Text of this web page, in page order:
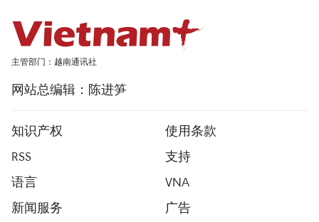
主管部门：越南通讯社
网站总编辑：陈进笋
知识产权
使用条款
RSS
支持
语言
VNA
新闻服务
广告